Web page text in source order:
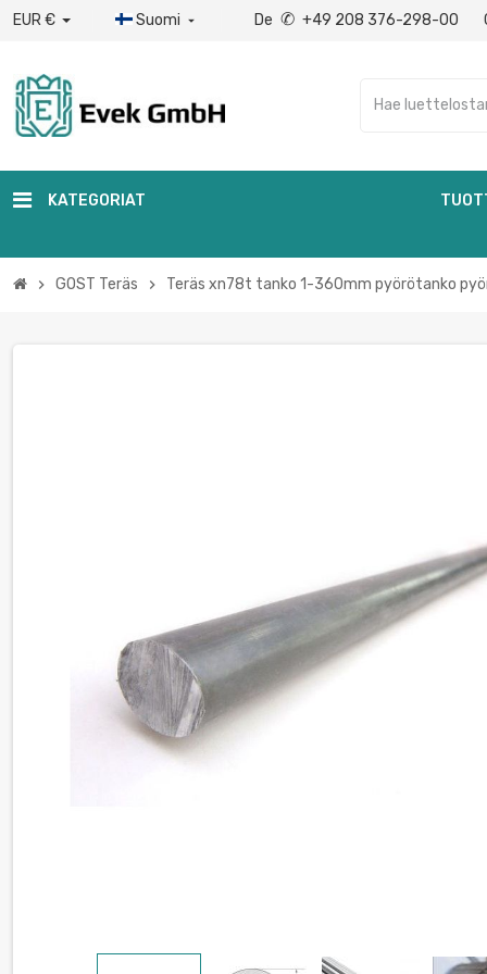
EUR € Suomi  De ✆ +49 208 376-298-00
KATEGORIAT
chevron_right GOST Teräs chevron_right Teräs xn78t tanko 1-360mm pyörötanko